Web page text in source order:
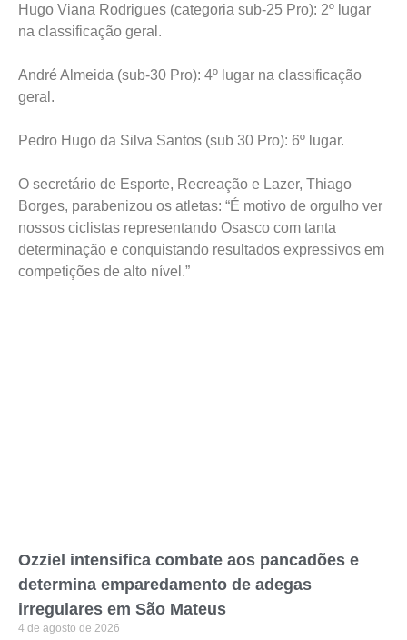
Hugo Viana Rodrigues (categoria sub-25 Pro): 2º lugar
na classificação geral.
André Almeida (sub-30 Pro): 4º lugar na classificação
geral.
Pedro Hugo da Silva Santos (sub 30 Pro): 6º lugar.
O secretário de Esporte, Recreação e Lazer, Thiago
Borges, parabenizou os atletas: “É motivo de orgulho ver
nossos ciclistas representando Osasco com tanta
determinação e conquistando resultados expressivos em
competições de alto nível.”
Ozziel intensifica combate aos pancadões e
determina emparedamento de adegas
irregulares em São Mateus
4 de agosto de 2026